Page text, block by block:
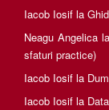
Iacob Iosif la
Neagu Angelica
sfaturi practice)
Iacob Iosif la
Iacob Iosif la